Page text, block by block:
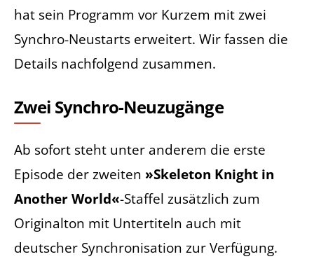
hat sein Programm vor Kurzem mit zwei
Synchro-Neustarts erweitert. Wir fassen die
Details nachfolgend zusammen.
Zwei Synchro-Neuzugänge
Ab sofort steht unter anderem die erste
Episode der zweiten »Skeleton Knight in
Another World«-Staffel zusätzlich zum
Originalton mit Untertiteln auch mit
deutscher Synchronisation zur Verfügung.